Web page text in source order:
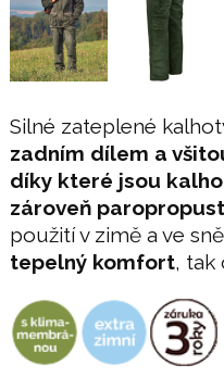
Silné zateplené
zadním dílem a
díky které jsou
zároveň
použití v zimě a ve
tepelný komfort, tak